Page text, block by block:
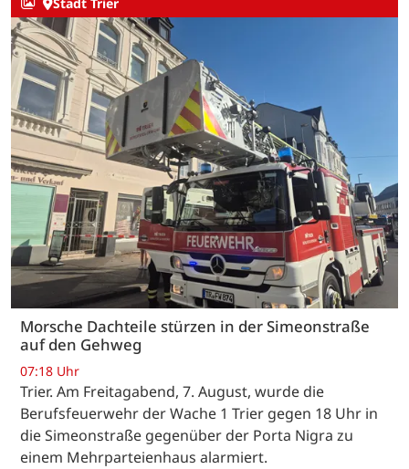
Stadt Trier
Morsche Dachteile stürzen in der Simeonstraße
auf den Gehweg
07:18 Uhr
Trier. Am Freitagabend, 7. August, wurde die
Berufsfeuerwehr der Wache 1 Trier gegen 18 Uhr in
die Simeonstraße gegenüber der Porta Nigra zu
einem Mehrparteienhaus alarmiert.